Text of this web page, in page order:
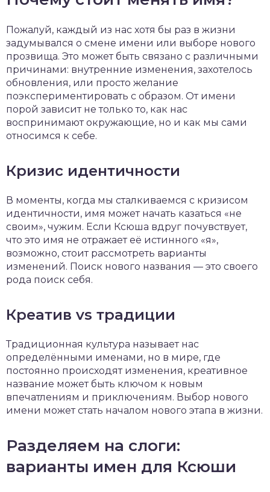
Пожалуй, каждый из нас хотя бы раз в жизни
задумывался о смене имени или выборе нового
прозвища. Это может быть связано с различными
причинами: внутренние изменения, захотелось
обновления, или просто желание
поэкспериментировать с образом. От имени
порой зависит не только то, как нас
воспринимают окружающие, но и как мы сами
относимся к себе.
Кризис идентичности
В моменты, когда мы сталкиваемся с кризисом
идентичности, имя может начать казаться «не
своим», чужим. Если Ксюша вдруг почувствует,
что это имя не отражает её истинного «я»,
возможно, стоит рассмотреть варианты
изменений. Поиск нового названия — это своего
рода поиск себя.
Креатив vs традиции
Традиционная культура называет нас
определёнными именами, но в мире, где
постоянно происходят изменения, креативное
название может быть ключом к новым
впечатлениям и приключениям. Выбор нового
имени может стать началом нового этапа в жизни.
Разделяем на слоги:
варианты имен для Ксюши